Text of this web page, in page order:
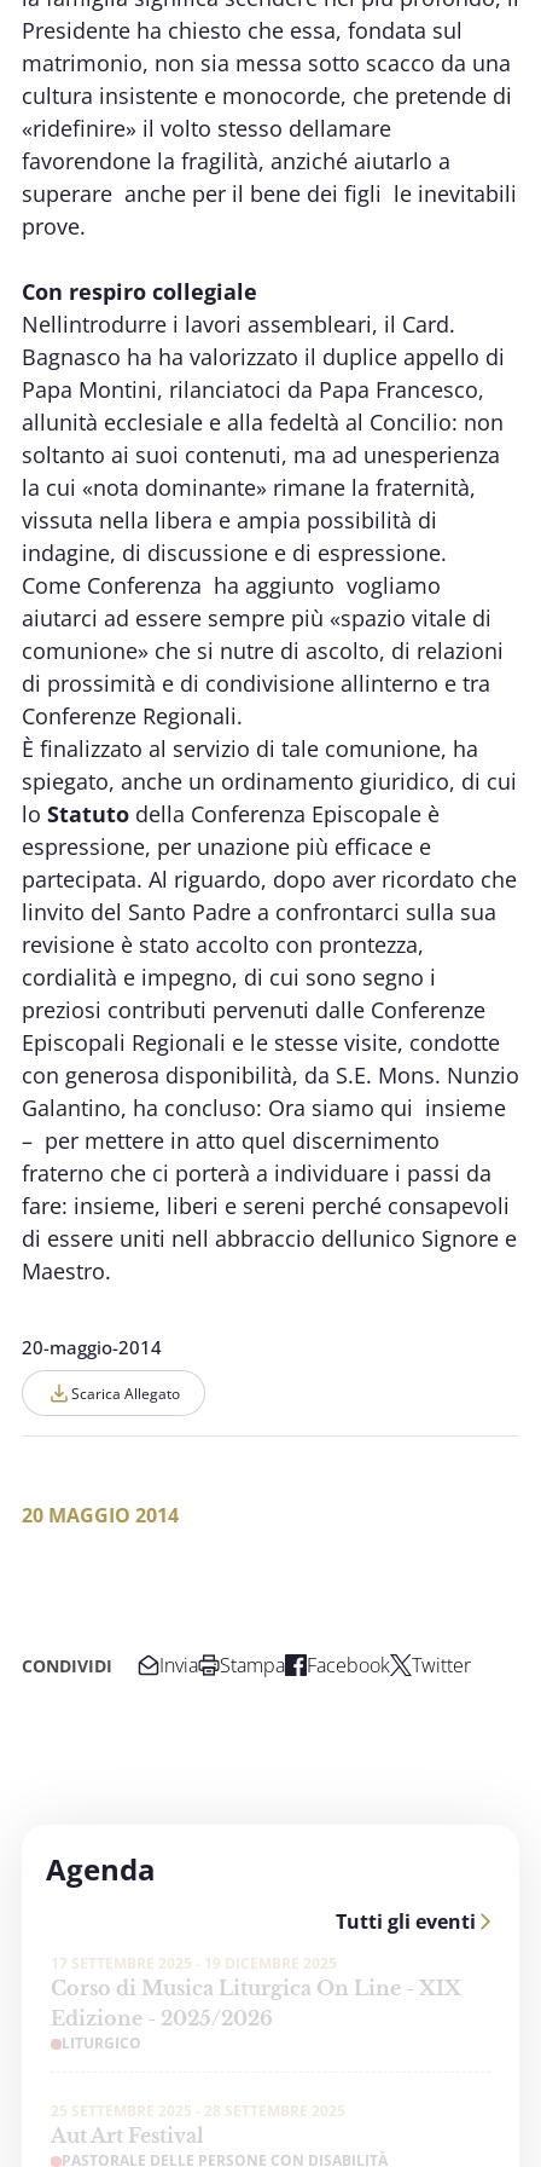
Presidente ha chiesto che essa, fondata sul
matrimonio, non sia messa sotto scacco da una
cultura insistente e monocorde, che pretende di
«ridefinire» il volto stesso dellamare
favorendone la fragilità, anziché aiutarlo a
superare  anche per il bene dei figli  le inevitabili
prove.
Con respiro collegiale
Nellintrodurre i lavori assembleari, il Card.
Bagnasco ha ha valorizzato il duplice appello di
Papa Montini, rilanciatoci da Papa Francesco,
allunità ecclesiale e alla fedeltà al Concilio: non
soltanto ai suoi contenuti, ma ad unesperienza
la cui «nota dominante» rimane la fraternità,
vissuta nella libera e ampia possibilità di
indagine, di discussione e di espressione.
Come Conferenza  ha aggiunto  vogliamo
aiutarci ad essere sempre più «spazio vitale di
comunione» che si nutre di ascolto, di relazioni
di prossimità e di condivisione allinterno e tra
Conferenze Regionali.
È finalizzato al servizio di tale comunione, ha
spiegato, anche un ordinamento giuridico, di cui
lo Statuto della Conferenza Episcopale è
espressione, per unazione più efficace e
partecipata. Al riguardo, dopo aver ricordato che
linvito del Santo Padre a confrontarci sulla sua
revisione è stato accolto con prontezza,
cordialità e impegno, di cui sono segno i
preziosi contributi pervenuti dalle Conferenze
Episcopali Regionali e le stesse visite, condotte
con generosa disponibilità, da S.E. Mons. Nunzio
Galantino, ha concluso: Ora siamo qui  insieme
– per mettere in atto quel discernimento
fraterno che ci porterà a individuare i passi da
fare: insieme, liberi e sereni perché consapevoli
di essere uniti nell abbraccio dellunico Signore e
Maestro.
20-maggio-2014
Scarica Allegato
20 MAGGIO 2014
CONDIVIDI Invia Stampa Facebook Twitter
Agenda
Tutti gli eventi
17 SETTEMBRE 2025 - 19 DICEMBRE 2025
Corso di Musica Liturgica On Line - XIX
Edizione - 2025/2026
LITURGICO
25 SETTEMBRE 2025 - 28 SETTEMBRE 2025
Aut Art Festival
PASTORALE DELLE PERSONE CON DISABILITÀ